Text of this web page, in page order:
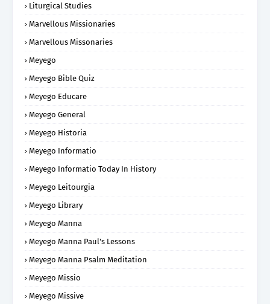
Liturgical Studies
Marvellous Missionaries
Marvellous Missonaries
Meyego
Meyego Bible Quiz
Meyego Educare
Meyego General
Meyego Historia
Meyego Informatio
Meyego Informatio Today In History
Meyego Leitourgia
Meyego Library
Meyego Manna
Meyego Manna Paul's Lessons
Meyego Manna Psalm Meditation
Meyego Missio
Meyego Missive